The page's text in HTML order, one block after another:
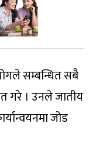
सम्बन्धित सबै
गरे । उनले जातीय
जोड